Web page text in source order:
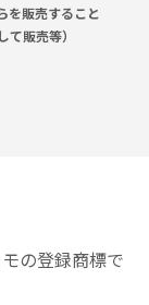
を販売すること
販売等）
の登録商標で